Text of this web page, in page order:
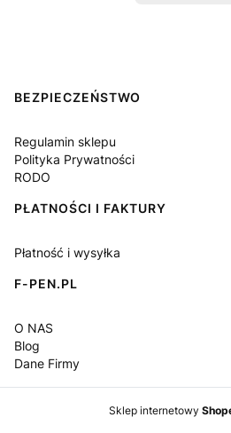
Linki w stopce
BEZPIECZEŃSTWO
Regulamin sklepu
Polityka Prywatności
RODO
PŁATNOŚCI I FAKTURY
Płatność i wysyłka
F-PEN.PL
O NAS
Blog
Dane Firmy
Sklep internetowy